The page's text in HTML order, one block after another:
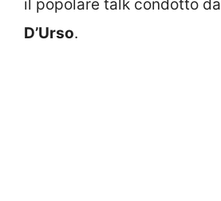
il popolare talk condotto da
D’Urso.